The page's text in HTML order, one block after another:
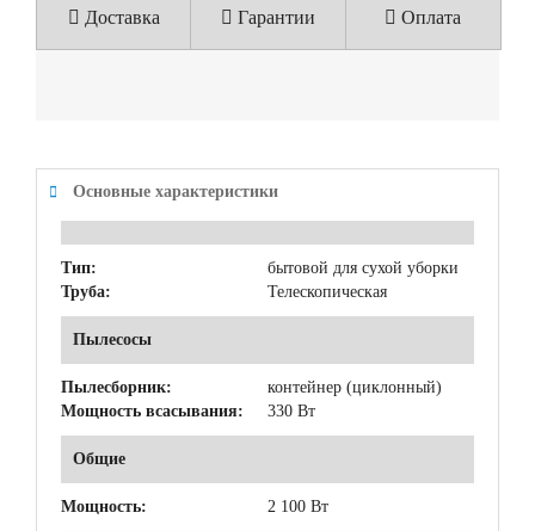
Доставка Гарантии Оплата
Основные характеристики
Тип:
бытовой для сухой уборки
Труба:
Телескопическая
Пылесосы
Пылесборник:
контейнер (циклонный)
Мощность всасывания:
330 Вт
Общие
Мощность: 2 100 Вт